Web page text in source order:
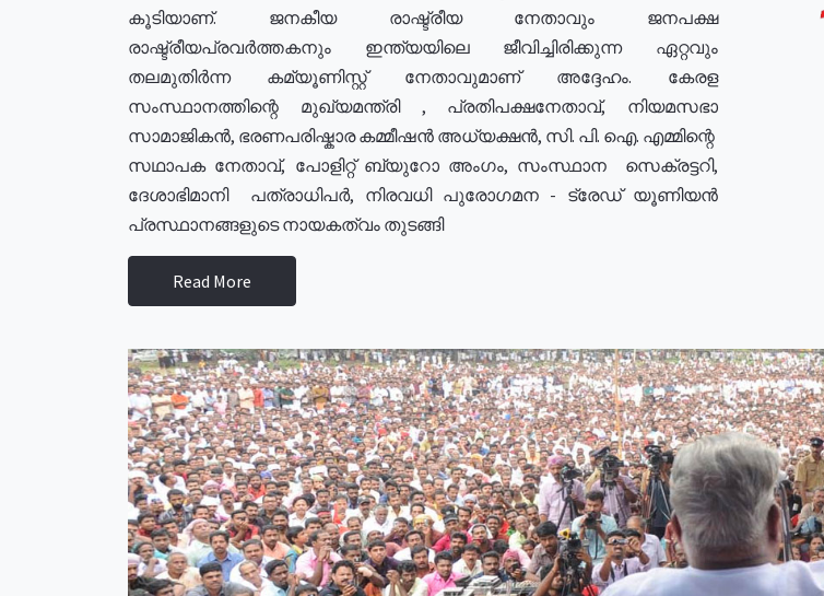
കൂടിയാണ്. ജനകീയ രാഷ്ട്രീയ നേതാവും ജനപക്ഷ
രാഷ്ട്രീയപ്രവർത്തകനും ഇന്ത്യയിലെ ജീവിച്ചിരിക്കുന്ന ഏറ്റവും
തലമുതിർന്ന കമ്യൂണിസ്റ്റ് നേതാവുമാണ് അദ്ദേഹം. കേരള
സംസ്ഥാനത്തിന്റെ മുഖ്യമന്ത്രി , പ്രതിപക്ഷനേതാവ്, നിയമസഭാ
സാമാജികൻ, ഭരണപരിഷ്കാര കമ്മീഷൻ അധ്യക്ഷൻ, സി. പി. ഐ. എമ്മിന്റെ
സഥാപക നേതാവ്, പോളിറ്റ് ബ്യുറോ അംഗം, സംസ്ഥാന സെക്രട്ടറി,
ദേശാഭിമാനി പത്രാധിപർ, നിരവധി പുരോഗമന - ട്രേഡ് യൂണിയൻ
പ്രസ്ഥാനങ്ങളുടെ നായകത്വം തുടങ്ങി
Read More